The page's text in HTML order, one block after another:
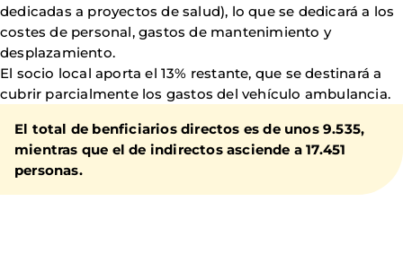
dedicadas a proyectos de salud), lo que se dedicará a los
costes de personal, gastos de mantenimiento y
desplazamiento.
El socio local aporta el 13% restante, que se destinará a
cubrir parcialmente los gastos del vehículo ambulancia.
El total de benficiarios directos es de unos 9.535,
mientras que el de indirectos asciende a 17.451
personas.